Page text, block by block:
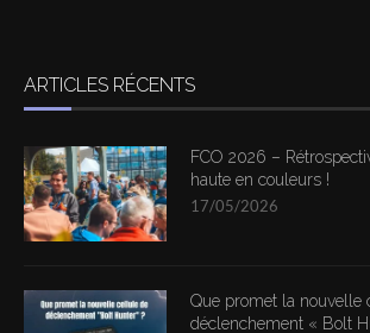
ARTICLES RÉCENTS
FCO 2026 –
haute en couleurs !
17/05/2026
Que promet la nouvelle
déclenchement « Bolt